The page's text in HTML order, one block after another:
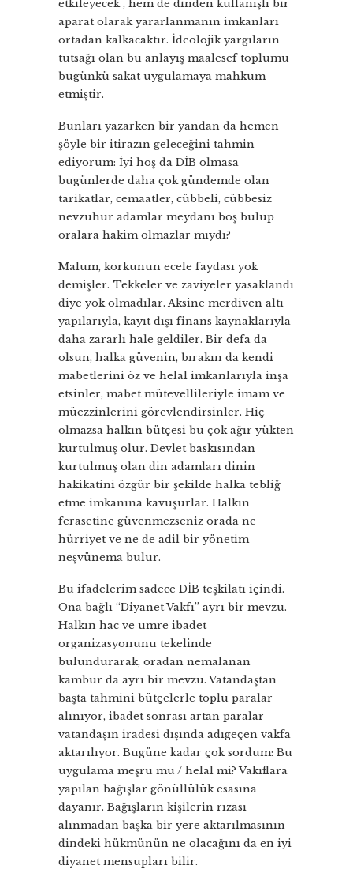
etkileyecek , hem de dinden kullanışlı bir
aparat olarak yararlanmanın imkanları
ortadan kalkacaktır. İdeolojik yargıların
tutsağı olan bu anlayış maalesef toplumu
bugünkü sakat uygulamaya mahkum
etmiştir.
Bunları yazarken bir yandan da hemen
şöyle bir itirazın geleceğini tahmin
ediyorum: İyi hoş da DİB olmasa
bugünlerde daha çok gündemde olan
tarikatlar, cemaatler, cübbeli, cübbesiz
nevzuhur adamlar meydanı boş bulup
oralara hakim olmazlar mıydı?
Malum, korkunun ecele faydası yok
demişler. Tekkeler ve zaviyeler yasaklandı
diye yok olmadılar. Aksine merdiven altı
yapılarıyla, kayıt dışı finans kaynaklarıyla
daha zararlı hale geldiler. Bir defa da
olsun, halka güvenin, bırakın da kendi
mabetlerini öz ve helal imkanlarıyla inşa
etsinler, mabet mütevellileriyle imam ve
müezzinlerini görevlendirsinler. Hiç
olmazsa halkın bütçesi bu çok ağır yükten
kurtulmuş olur. Devlet baskısından
kurtulmuş olan din adamları dinin
hakikatini özgür bir şekilde halka tebliğ
etme imkanına kavuşurlar. Halkın
ferasetine güvenmezseniz orada ne
hürriyet ve ne de adil bir yönetim
neşvünema bulur.
Bu ifadelerim sadece DİB teşkilatı içindi.
Ona bağlı “Diyanet Vakfı” ayrı bir mevzu.
Halkın hac ve umre ibadet
organizasyonunu tekelinde
bulundurarak, oradan nemalanan
kambur da ayrı bir mevzu. Vatandaştan
başta tahmini bütçelerle toplu paralar
alınıyor, ibadet sonrası artan paralar
vatandaşın iradesi dışında adıgeçen vakfa
aktarılıyor. Bugüne kadar çok sordum: Bu
uygulama meşru mu / helal mi? Vakıflara
yapılan bağışlar gönüllülük esasına
dayanır. Bağışların kişilerin rızası
alınmadan başka bir yere aktarılmasının
dindeki hükmünün ne olacağını da en iyi
diyanet mensupları bilir.